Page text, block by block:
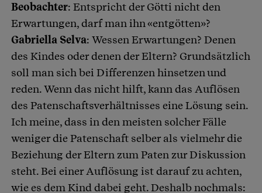
Beobachter: Entspricht der Götti nicht den
Erwartungen, darf man ihn «entgötten»?
Gabriella Selva: Wessen Erwartungen? Denen
des Kindes oder denen der Eltern? Grundsätzlich
soll man sich bei Differenzen hinsetzen und
reden. Wenn das nicht hilft, kann das Auflösen
des Patenschaftsverhältnisses eine Lösung sein.
Ich meine, dass in den meisten solcher Fälle
weniger die Patenschaft selber als vielmehr die
Beziehung der Eltern zum Paten zur Diskussion
steht. Bei einer Auflösung ist darauf zu achten,
wie es dem Kind dabei geht. Deshalb nochmals: